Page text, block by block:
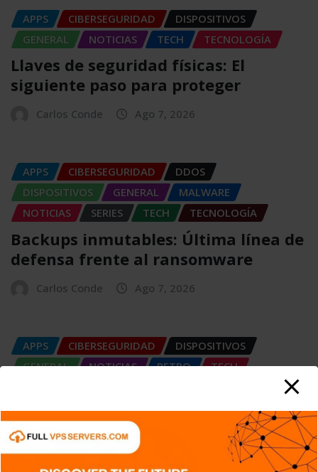
APPS CIBERSEGURIDAD
DISPOSITIVOS
GENERAL
NOTICIAS TECH TECNOLOGÍA
Llaves de seguridad físicas: El
siguiente paso para proteger
Carlos Conde Ago 7, 2026
APPS CIBERSEGURIDAD
DDOS
DISPOSITIVOS
GENERAL
MALWARE
NOTICIAS
SERIES TECH TECNOLOGÍA
Backups inmutables: Última línea de
defensa frente al ransomware
Carlos Conde Ago 7, 2026
APPS CIBERSEGURIDAD
DISPOSITIVOS
GENERAL
NOTICIAS RETRO
TECH
IaC: Automatizando la creación de
entornos tecnológicos